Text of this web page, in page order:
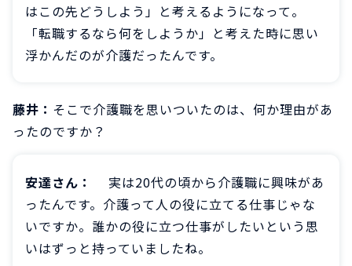
はこの先どうしよう」と考えるようになって。
「転職するなら何をしようか」と考えた時に思い
浮かんだのが介護だったんです。
藤井： そこで介護職を思いついたのは、何か理由があ
ったのですか？
安達さん：
実は20代の頃から介護職に興味があ
ったんです。介護って人の役に立てる仕事じゃな
いですか。誰かの役に立つ仕事がしたいという思
いはずっと持っていましたね。